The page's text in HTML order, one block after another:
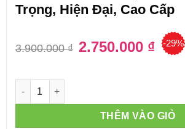
Trọng, Hiện Đại, Cao Cấp
3.900.000₫
Giá
gốc
2.750.000 ₫Giá
hiện
-29%
Số lượng
THÊM VÀO GIỎ